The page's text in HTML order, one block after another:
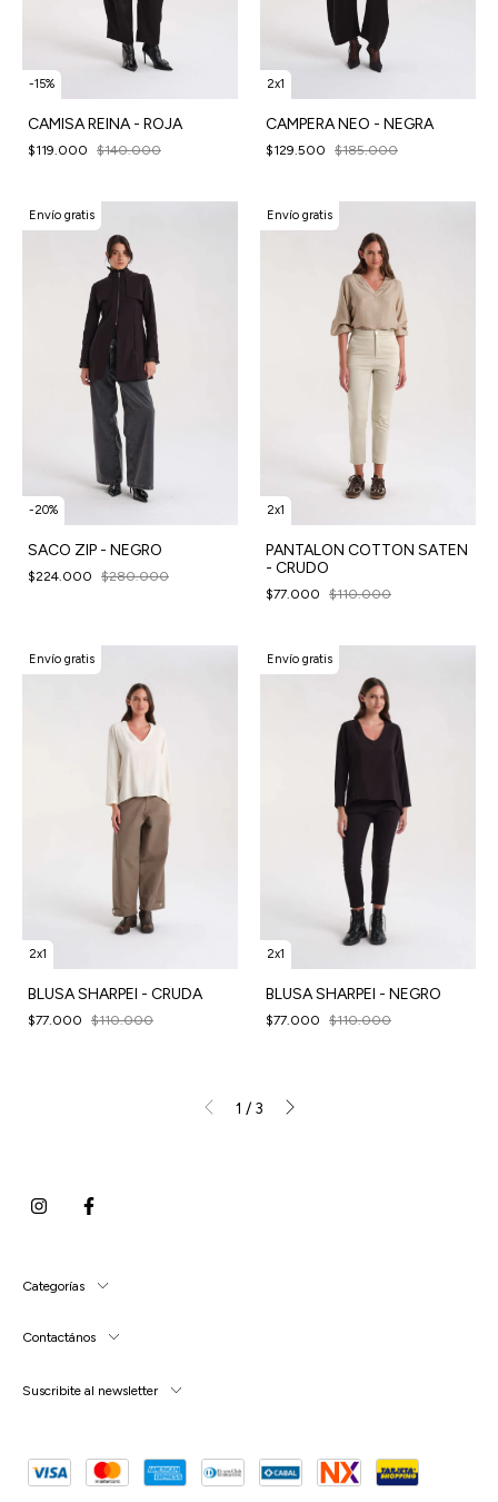
-15%
CAMISA REINA - ROJA
$119.000 $140.000
2x1
CAMPERA NEO - NEGRA
$129.500 $185.000
-20%
Envío gratis
SACO ZIP - NEGRO
$224.000 $280.000
2x1
Envío gratis
PANTALON COTTON SATEN
- CRUDO
$77.000 $110.000
2x1
Envío gratis
BLUSA SHARPEI - CRUDA
$77.000 $110.000
2x1
Envío gratis
BLUSA SHARPEI - NEGRO
$77.000 $110.000
1 / 3
Categorías
Contactános
Suscribite al newsletter